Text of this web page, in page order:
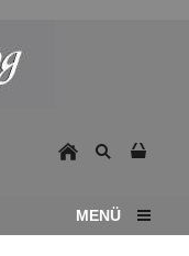
MENÜ